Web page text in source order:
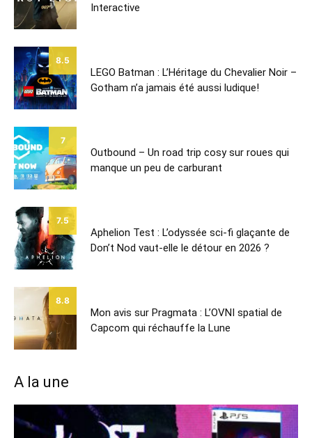
Interactive
8.5
LEGO Batman : L’Héritage du Chevalier Noir –
Gotham n’a jamais été aussi ludique!
7
Outbound – Un road trip cosy sur roues qui
manque un peu de carburant
7.5
Aphelion Test : L’odyssée sci-fi glaçante de
Don’t Nod vaut-elle le détour en 2026 ?
8.8
Mon avis sur Pragmata : L’OVNI spatial de
Capcom qui réchauffe la Lune
A la une